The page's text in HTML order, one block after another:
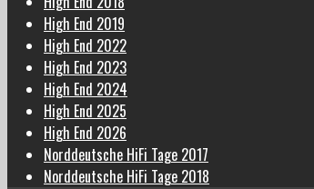
High End 2019
High End 2022
High End 2023
High End 2024
High End 2025
High End 2026
Norddeutsche HiFi Tage 2017
Norddeutsche HiFi Tage 2018